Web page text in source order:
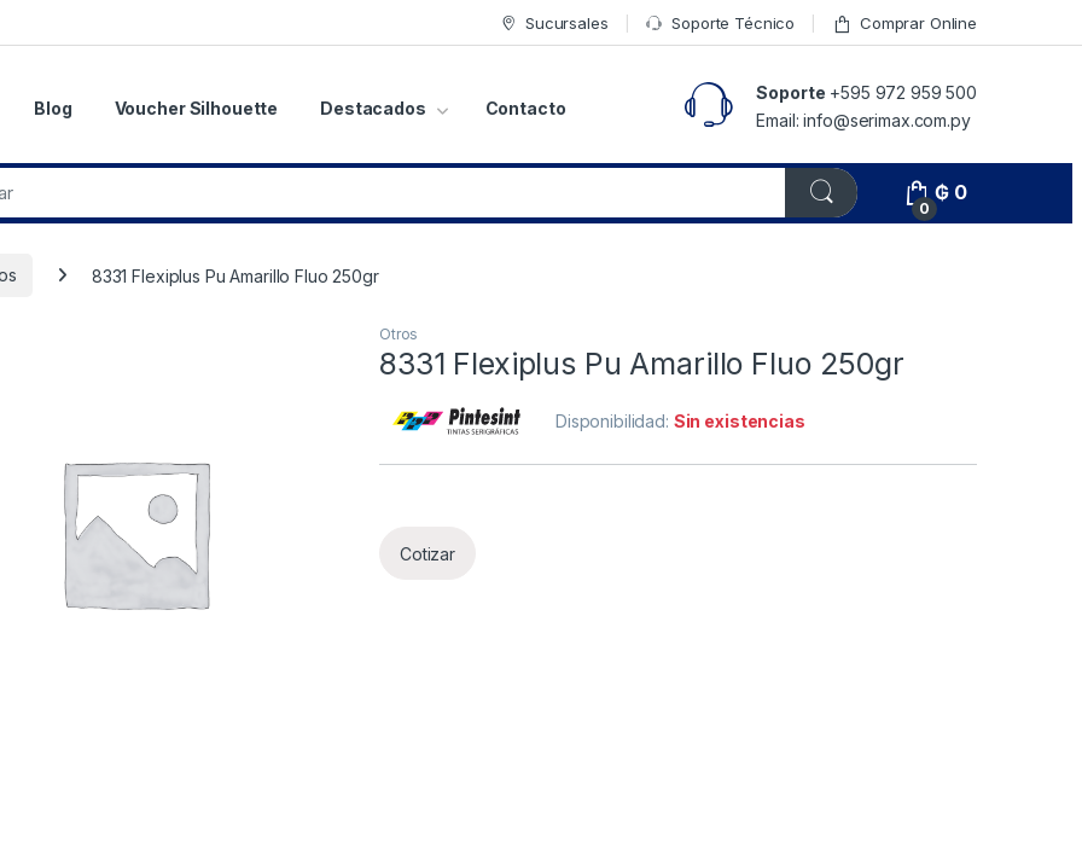
Sucursales Soporte Técnico Comprar Online
Blog Voucher Silhouette Destacados Contacto
Soporte +595 972 959 500
Email: info@serimax.com.py
0
₲ 0
8331 Flexiplus Pu Amarillo Fluo 250gr
Otros
8331 Flexiplus Pu Amarillo Fluo 250gr
Disponibilidad: Sin existencias
Cotizar